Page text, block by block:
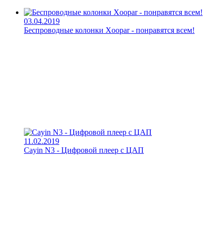
03.04.2019
Беспроводные колонки Xoopar - понравятся всем!
11.02.2019
Cayin N3 - Цифровой плеер с ЦАП